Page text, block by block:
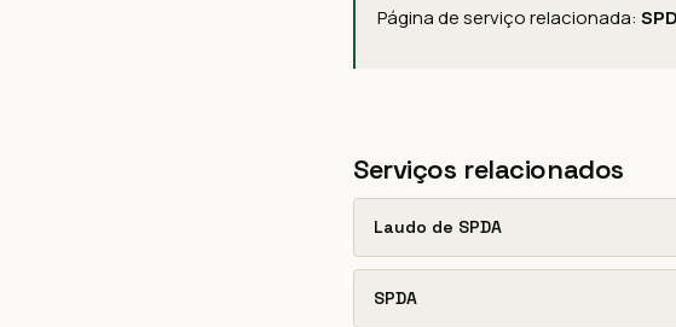
Página de serviço relacionada:
Serviços relacionados
Laudo de SPDA
SPDA